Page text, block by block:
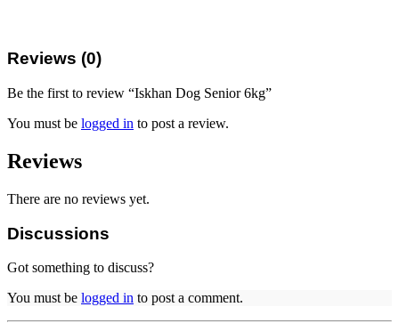
Reviews (0)
Be the first to review “Iskhan Dog Senior 6kg”
You must be logged in to post a review.
Reviews
There are no reviews yet.
Discussions
Got something to discuss?
You must be logged in to post a comment.